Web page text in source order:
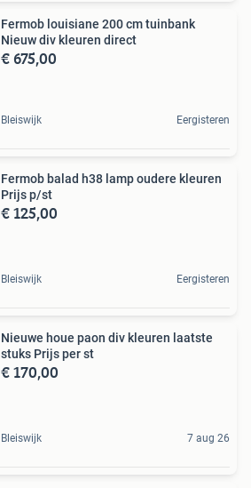
Fermob louisiane 200 cm tuinbank
Nieuw div kleuren direct
€ 675,00
Bleiswijk Eergisteren
Fermob balad h38 lamp oudere kleuren
Prijs p/st
€ 125,00
Bleiswijk Eergisteren
Nieuwe houe paon div kleuren laatste
stuks Prijs per st
€ 170,00
Bleiswijk 7 aug 26